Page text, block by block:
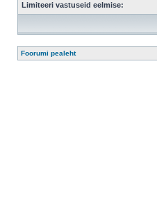
Limiteeri vastuseid eelmise:
Foorumi pealeht